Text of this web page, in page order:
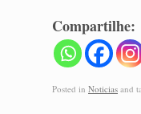
Compartilhe:
Posted in Noticias and